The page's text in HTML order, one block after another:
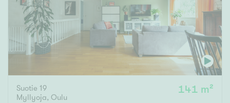
Suotie 19
Myllyoja, Oulu
141 m²